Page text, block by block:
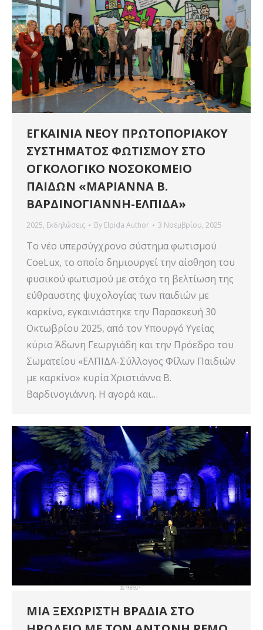
ΕΓΚΑΙΝΙΑ ΝΕΟΥ ΠΡΩΤΟΠΟΡΙΑΚΟΥ
ΣΥΣΤΗΜΑΤΟΣ ΦΩΤΙΣΜΟΥ ΣΤΟ
ΟΓΚΟΛΟΓΙΚΟ ΝΟΣΟΚΟΜΕΙΟ
ΠΑΙΔΩΝ «ΜΑΡΙΑΝΝΑ Β.
ΒΑΡΔΙΝΟΓΙΑΝΝΗ-ΕΛΠΙΔΑ»
2025, Εκδηλώσεις By Elpida Author 3 Νοεμβρίου, 2025
Το νέο υπερσύγχρονο σύστημα φωτισμού
CoeLux, το οποίο δημιουργεί την αίσθηση του
φυσικού φωτισμού με στόχο τη βελτίωση της
εύθραυστης ψυχολογίας των παιδιών με
καρκίνο, εγκαινιάστηκε την Παρασκευή 30
Οκτωβρίου 2025, από τον Υπουργό Υγείας
κύριο Άδωνη Γεωργιάδη και την Πρόεδρο του
Σωματείου «ΕΛΠΙΔΑ-Σύλλογος Φίλων Παιδιών
με καρκίνο» κυρία Χριστιάννα Β.
Βαρδινογιάννη. Η αγορά και…
ΜΙΑ ΞΕΧΩΡΙΣΤΗ ΒΡΑΔΙΑ ΣΤΟ